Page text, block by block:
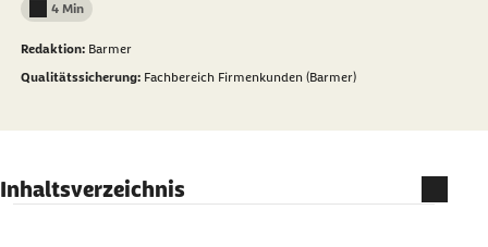
Lesedauer weniger als
4 Min
Redaktion: Barmer
Qualitätssicherung: Fachbereich Firmenkunden (Barmer)
Inhaltsverzeichnis